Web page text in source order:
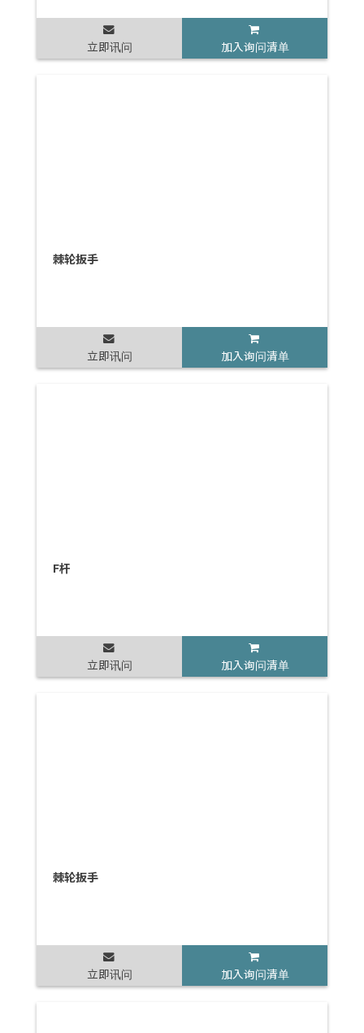
立即讯问 加入询问清单
棘轮扳手
立即讯问 加入询问清单
F杆
立即讯问 加入询问清单
棘轮扳手
立即讯问 加入询问清单